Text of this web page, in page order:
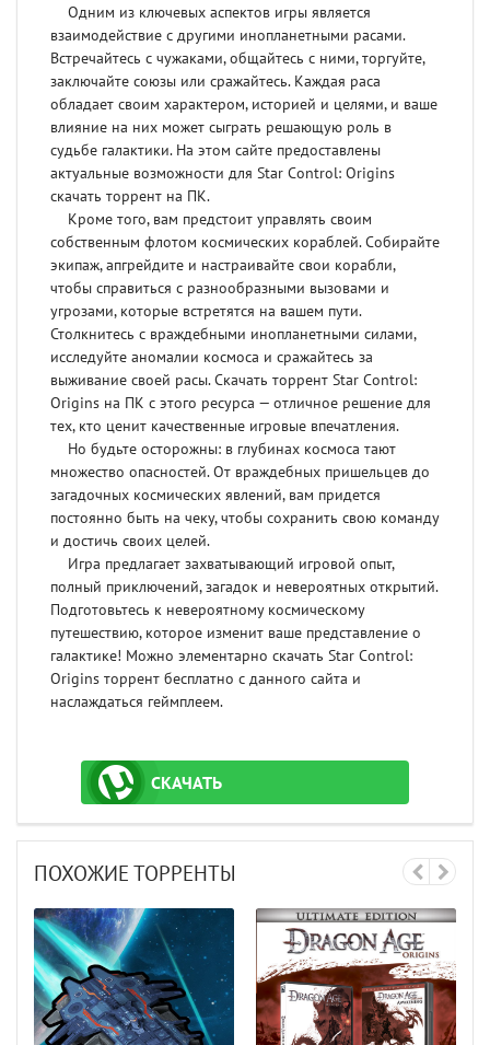
Одним из ключевых аспектов игры является
взаимодействие с другими инопланетными расами.
Встречайтесь с чужаками, общайтесь с ними, торгуйте,
заключайте союзы или сражайтесь. Каждая раса
обладает своим характером, историей и целями, и ваше
влияние на них может сыграть решающую роль в
судьбе галактики. На этом сайте предоставлены
актуальные возможности для Star Control: Origins
скачать торрент на ПК.
Кроме того, вам предстоит управлять своим
собственным флотом космических кораблей. Собирайте
экипаж, апгрейдите и настраивайте свои корабли,
чтобы справиться с разнообразными вызовами и
угрозами, которые встретятся на вашем пути.
Столкнитесь с враждебными инопланетными силами,
исследуйте аномалии космоса и сражайтесь за
выживание своей расы. Скачать торрент Star Control:
Origins на ПК с этого ресурса — отличное решение для
тех, кто ценит качественные игровые впечатления.
Но будьте осторожны: в глубинах космоса тают
множество опасностей. От враждебных пришельцев до
загадочных космических явлений, вам придется
постоянно быть на чеку, чтобы сохранить свою команду
и достичь своих целей.
Игра предлагает захватывающий игровой опыт,
полный приключений, загадок и невероятных открытий.
Подготовьтесь к невероятному космическому
путешествию, которое изменит ваше представление о
галактике! Можно элементарно скачать Star Control:
Origins торрент бесплатно с данного сайта и
наслаждаться геймплеем.
СКАЧАТЬ
ТОРРЕНТ
ПОХОЖИЕ ТОРРЕНТЫ